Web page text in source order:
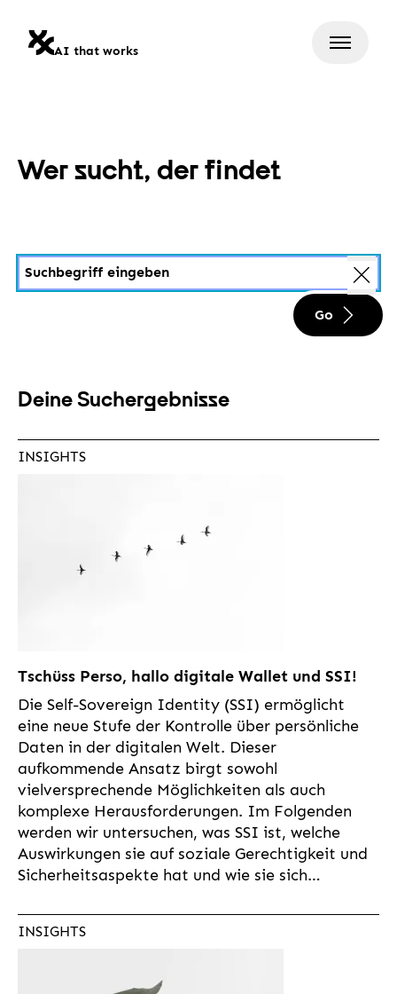
AI that works
Wer sucht, der findet
Go
Deine Suchergebnisse
Tschüss Perso, hallo digitale Wallet und SSI!
Die Self-Sovereign Identity (SSI) ermöglicht
eine neue Stufe der Kontrolle über persönliche
Daten in der digitalen Welt. Dieser
aufkommende Ansatz birgt sowohl
vielversprechende Möglichkeiten als auch
komplexe Herausforderungen. Im Folgenden
werden wir untersuchen, was SSI ist, welche
Auswirkungen sie auf soziale Gerechtigkeit und
Sicherheitsaspekte hat und wie sie sich…
INSIGHTS
INSIGHTS